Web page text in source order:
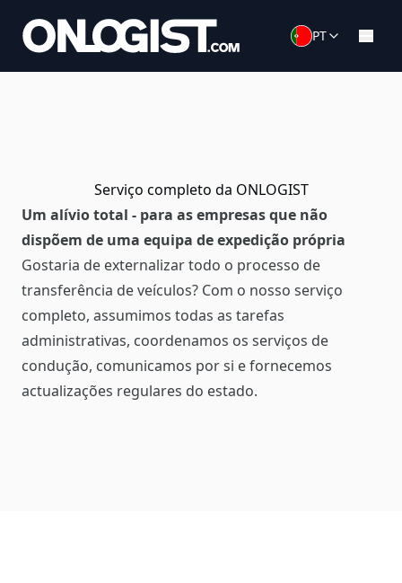
PT
Serviço completo da ONLOGIST
Um alívio total - para as empresas que não
dispõem de uma equipa de expedição própria
Gostaria de externalizar todo o processo de
transferência de veículos? Com o nosso serviço
completo, assumimos todas as tarefas
administrativas, coordenamos os serviços de
condução, comunicamos por si e fornecemos
actualizações regulares do estado.